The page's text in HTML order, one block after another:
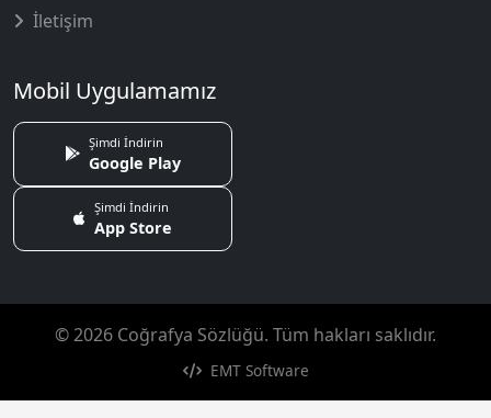
İletişim
Mobil Uygulamamız
Şimdi İndirin
Google Play
Şimdi İndirin
App Store
© 2026 Coğrafya Sözlüğü. Tüm hakları saklıdır.
EMT Software